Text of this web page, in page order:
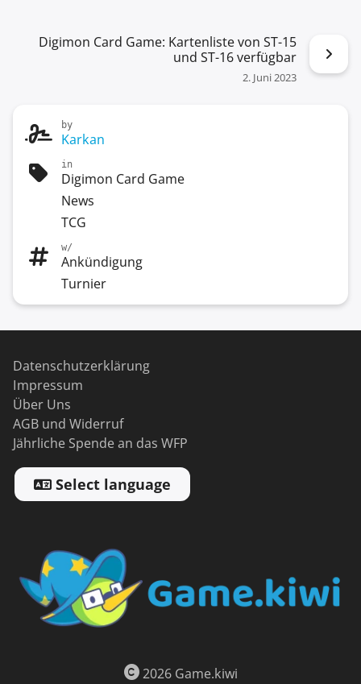
Digimon Card Game: Kartenliste von ST-15
und ST-16 verfügbar
2. Juni 2023
by
Karkan
in
Digimon Card Game
News
TCG
w/
Ankündigung
Turnier
Datenschutzerklärung
Impressum
Über Uns
AGB und Widerruf
Jährliche Spende an das WFP
Select language
2026 Game.kiwi